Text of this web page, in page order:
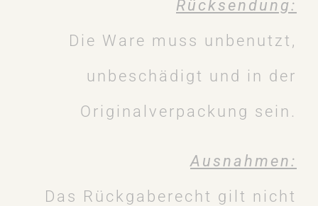
Rücksendung:
Die Ware muss unbenutzt,
unbeschädigt und in der
Originalverpackung sein.
Ausnahmen:
Das Rückgaberecht gilt nicht